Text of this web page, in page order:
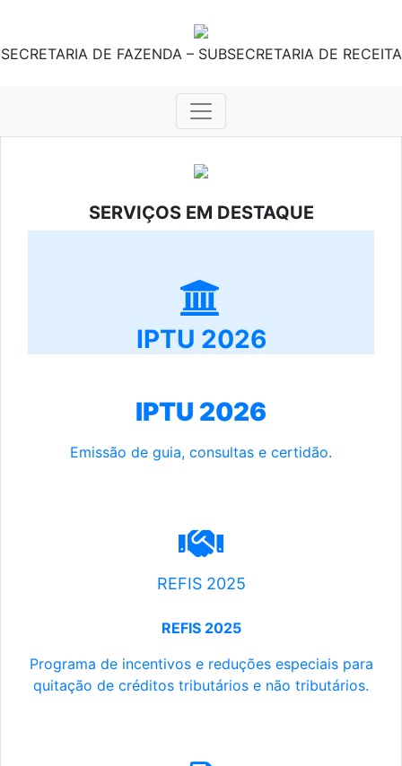
SECRETARIA DE FAZENDA – SUBSECRETARIA DE RECEITA
SERVIÇOS EM DESTAQUE
IPTU 2026
IPTU 2026
Emissão de guia, consultas e certidão.
REFIS 2025
REFIS 2025
Programa de incentivos e reduções especiais para
quitação de créditos tributários e não tributários.